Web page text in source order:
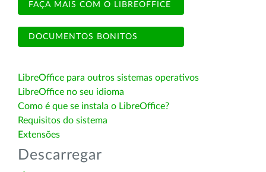
FAÇA MAIS COM O LIBREOFFICE
DOCUMENTOS BONITOS
LibreOffice para outros sistemas operativos
LibreOffice no seu idioma
Como é que se instala o LibreOffice?
Requisitos do sistema
Extensões
Descarregar